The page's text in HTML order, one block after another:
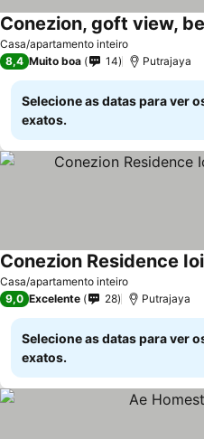
Casa/apartamento inteiro
Ver preços
8,4 Muito boa 14 Putrajaya
Selecione as datas para ver
exatos.
Casa/apartamento inteiro
Conezion Residence
9,0 Excelente 28 Putrajaya
Selecione as datas para ver
exatos.